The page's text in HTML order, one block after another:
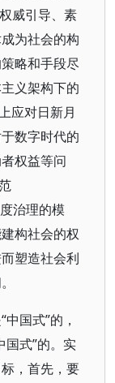
威引导、素
为社会的构
略和手段尽
义架构下的
应对日新月
数字时代的
权益等问
治理的模
构社会的权
塑造社会利
国式”的，
国式”的。实
，首先，要